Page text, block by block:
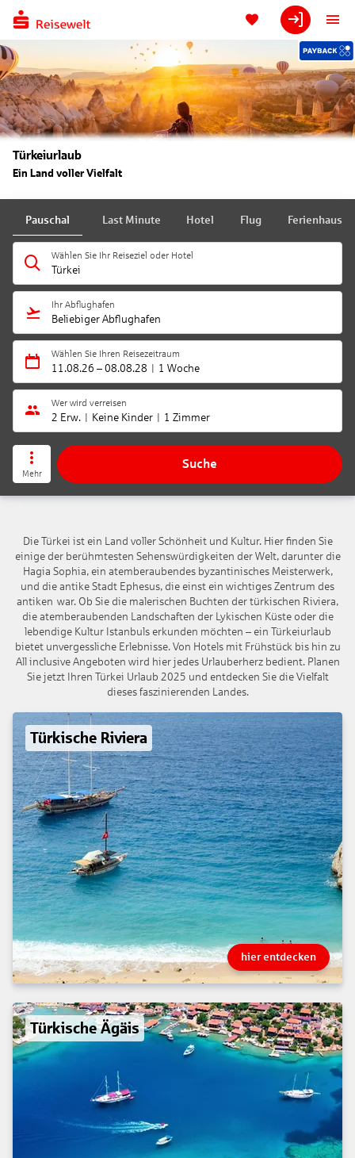
Türkeiurlaub
Ein Land voller Vielfalt
Pauschal Last Minute Hotel Flug Ferienhaus
Wählen Sie Ihr Reiseziel oder Hotel
Türkei
Ihr Abflughafen
Beliebiger Abflughafen
Wählen Sie Ihren Reisezeitraum
11.08.26 – 08.08.28 1 Woche
Wer wird verreisen
2 Erw. Keine Kinder 1 Zimmer
Mehr
Suche
Die Türkei ist ein Land voller Schönheit und Kultur. Hier finden Sie
einige der berühmtesten Sehenswürdigkeiten der Welt, darunter die
Hagia Sophia, ein atemberaubendes byzantinisches Meisterwerk,
und die antike Stadt Ephesus, die einst ein wichtiges Zentrum des
antiken war. Ob Sie die malerischen Buchten der türkischen Riviera,
die atemberaubenden Landschaften der Lykischen Küste oder die
lebendige Kultur Istanbuls erkunden möchten – ein Türkeiurlaub
bietet unvergessliche Erlebnisse. Von Hotels mit Frühstück bis hin zu
All inclusive Angeboten wird hier jedes Urlauberherz bedient. Planen
Sie jetzt Ihren Türkei Urlaub 2025 und entdecken Sie die Vielfalt
dieses faszinierenden Landes.
Türkische Riviera
hier entdecken
Türkische Ägäis